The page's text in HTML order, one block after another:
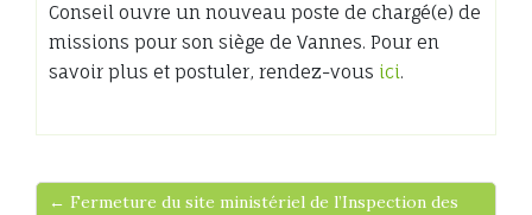
Conseil ouvre un nouveau poste de chargé(e) de
missions pour son siège de Vannes. Pour en
savoir plus et postuler, rendez-vous ici.
← Fermeture du site ministériel de l’Inspection des